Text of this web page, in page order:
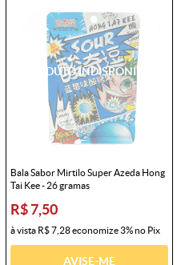
Bala Sabor Mirtilo Super Azeda Hong
Tai Kee - 26 gramas
R$ 7,50
à vista R$ 7,28economize3%no Pix
AVISE-ME